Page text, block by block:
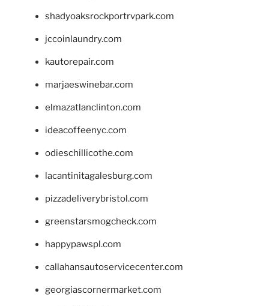
shadyoaksrockportrvpark.com
jccoinlaundry.com
kautorepair.com
marjaeswinebar.com
elmazatlanclinton.com
ideacoffeenyc.com
odieschillicothe.com
lacantinitagalesburg.com
pizzadeliverybristol.com
greenstarsmogcheck.com
happypawspl.com
callahansautoservicecenter.com
georgiascornermarket.com